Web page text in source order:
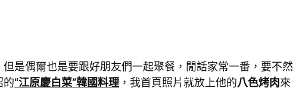
是偶爾也是要跟好朋友們一起聚餐，閒話家常一番，要不然
的“江原慶白菜”韓國料理 ，我首頁照片就放上他的八色烤肉來